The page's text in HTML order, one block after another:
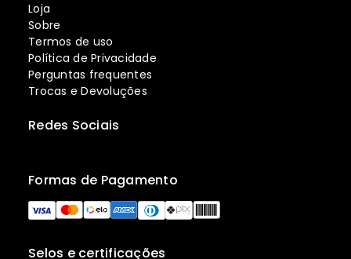
Loja
Sobre
Termos de uso
Política de Privacidade
Perguntas frequentes
Trocas e Devoluções
Selos e certificações
Formas de Pagamento
Redes Sociais